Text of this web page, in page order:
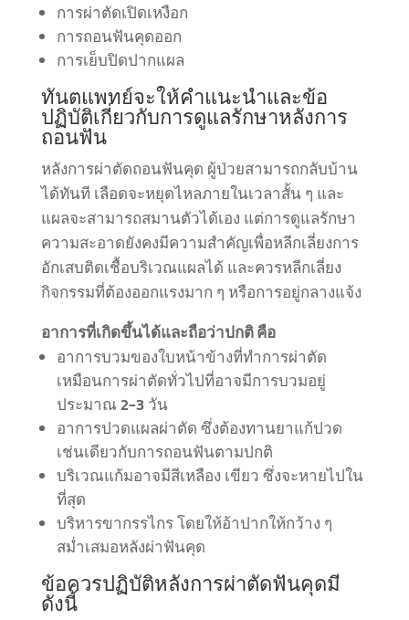
การผ่าตัดเปิดเหงือก
การถอนฟันคุดออก
การเย็บปิดปากแผล
ทันตแพทย์จะให้คำแนะนำและข้อ
ปฏิบัติเกี่ยวกับการดูแลรักษาหลังการ
ถอนฟัน
หลังการผ่าตัดถอนฟันคุด ผู้ป่วยสามารถกลับบ้าน
ได้ทันที เลือดจะหยุดไหลภายในเวลาสั้น ๆ และ
แผลจะสามารถสมานตัวได้เอง แต่การดูแลรักษา
ความสะอาดยังคงมีความสำคัญเพื่อหลีกเลี่ยงการ
อักเสบติดเชื้อบริเวณแผลได้ และควรหลีกเลี่ยง
กิจกรรมที่ต้องออกแรงมาก ๆ หรือการอยู่กลางแจ้ง
อาการที่เกิดขึ้นได้และถือว่าปกติ คือ
อาการบวมของใบหน้าข้างที่ทำการผ่าตัด
เหมือนการผ่าตัดทั่วไปที่อาจมีการบวมอยู่
ประมาณ 2-3 วัน
อาการปวดแผลผ่าตัด ซึ่งต้องทานยาแก้ปวด
เช่นเดียวกับการถอนฟันตามปกติ
บริเวณแก้มอาจมีสีเหลือง เขียว ซึ่งจะหายไปใน
ที่สุด
บริหารขากรรไกร โดยให้อ้าปากให้กว้าง ๆ
สม่ำเสมอหลังผ่าฟันคุด
ข้อควรปฏิบัติหลังการผ่าตัดฟันคุดมี
ดังนี้